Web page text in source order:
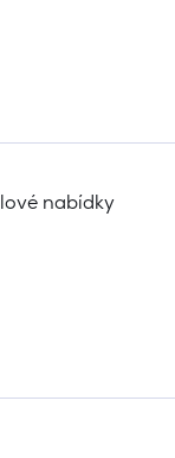
nabídky